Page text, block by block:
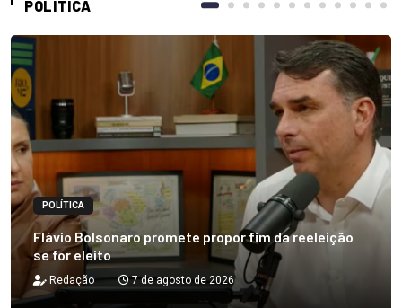
POLÍTICA
POLÍTICA
Flávio Bolsonaro promete propor fim da reeleição
se for eleito
Redação 7 de agosto de 2026